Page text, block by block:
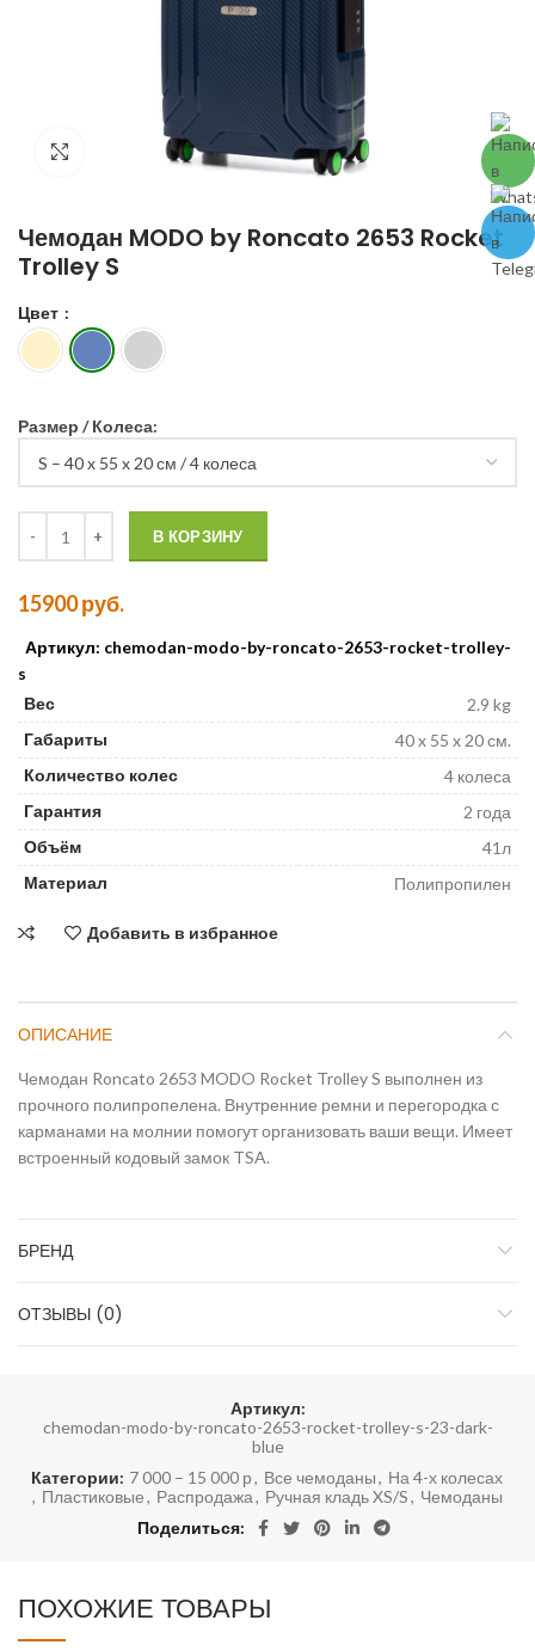
Чемодан MODO by Roncato 2653 Rocket
Trolley S
Цвет
Размер / Колеса:
В КОРЗИНУ
15900руб.
Артикул: chemodan-modo-by-roncato-2653-rocket-trolley-
s
Вес
2.9 kg
Габариты
40 x 55 x 20 см.
Количество колес
4 колеса
Гарантия
2 года
Объём
41л
Материал
Полипропилен
Добавить в избранное
ОПИСАНИЕ
Чемодан Roncato 2653 MODO Rocket Trolley S выполнен из
прочного полипропелена. Внутренние ремни и перегородка с
карманами на молнии помогут организовать ваши вещи. Имеет
встроенный кодовый замок TSA.
БРЕНД
ОТЗЫВЫ (0)
Артикул:
chemodan-modo-by-roncato-2653-rocket-trolley-s-23-dark-
blue
Категории: 7 000 – 15 000 р, Все чемоданы, На 4-х колесах
, Пластиковые, Распродажа, Ручная кладь XS/S, Чемоданы
Поделиться
ПОХОЖИЕ ТОВАРЫ